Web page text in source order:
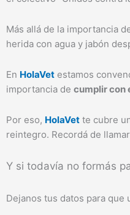
Más allá de la importancia
herida con agua y jabón
En HolaVet estamos
importancia de cumplir con
Por eso, HolaVet te cubre
reintegro. Recordá de
Y si todavía no formás
Dejanos tus datos para